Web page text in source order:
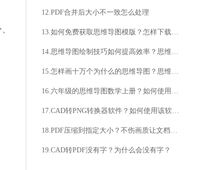
12.PDF合并后大小不一致怎么处理
13.如何免费获取思维导图模版？怎样下载最适合自己的思维导图模版？
14.思维导图绘制技巧如何提高效率？思维导图绘制技巧有哪些实用方法？
15.怎样画十万个为什么的思维导图？思维导图怎么画十万个为什么？
16.六年级的思维导图数学上册？如何使用思维导图学习数学？
17.CAD转PNG转换器软件？如何使用该软件？
18.PDF压缩到指定大小？不伤画质让文档瘦身
19.CAD转PDF没有字？为什么会没有字？